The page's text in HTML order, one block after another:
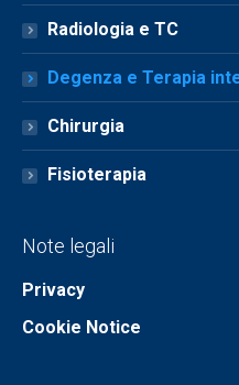
Radiologia e TC
Degenza e Terapia
Chirurgia
Fisioterapia
Note legali
Privacy
Cookie Notice